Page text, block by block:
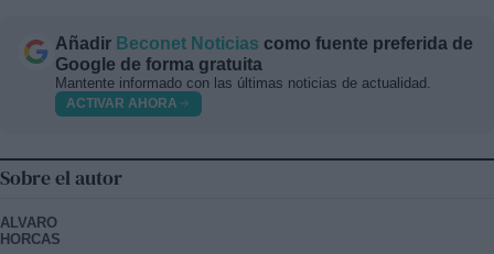
Añadir Beconet Noticias como fuente preferida de
Google de forma gratuita
Mantente informado con las últimas noticias de actualidad.
ACTIVAR AHORA
Sobre el autor
ALVARO
HORCAS